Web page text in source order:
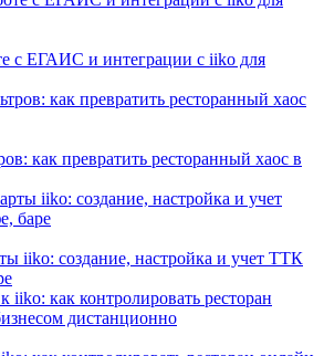
с ЕГАИС и интеграции с iiko для
как превратить ресторанный хаос в
iiko: создание, настройка и учет ТТК